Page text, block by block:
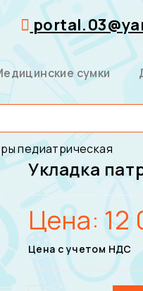
сумки
педиатрическая
Укладка
Цена:12
Цена с учетом НДС